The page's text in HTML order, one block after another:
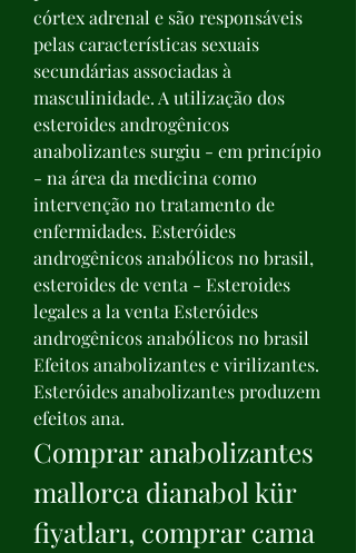
córtex adrenal e são responsáveis
pelas características sexuais
secundárias associadas à
masculinidade. A utilização dos
esteroides androgênicos
anabolizantes surgiu - em princípio
- na área da medicina como
intervenção no tratamento de
enfermidades. Esteróides
androgênicos anabólicos no brasil,
esteroides de venta - Esteroides
legales a la venta Esteróides
androgênicos anabólicos no brasil
Efeitos anabolizantes e virilizantes.
Esteróides anabolizantes produzem
efeitos ana.
Comprar anabolizantes
mallorca dianabol kür
fiyatları, comprar cama